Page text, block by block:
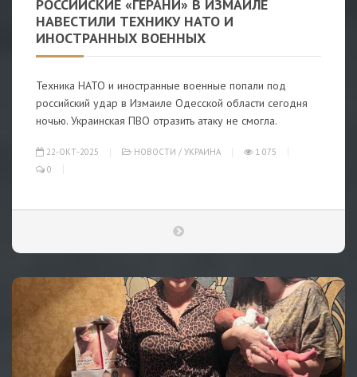
РОССИЙСКИЕ «ГЕРАНИ» В ИЗМАИЛЕ
НАВЕСТИЛИ ТЕХНИКУ НАТО И
ИНОСТРАННЫХ ВОЕННЫХ
Техника НАТО и иностранные военные попали под
российский удар в Измаиле Одесской области сегодня
ночью. Украинская ПВО отразить атаку не смогла.
22-ОКТ-2025 НОВОСТИ / УКРАИНА
1 075
0